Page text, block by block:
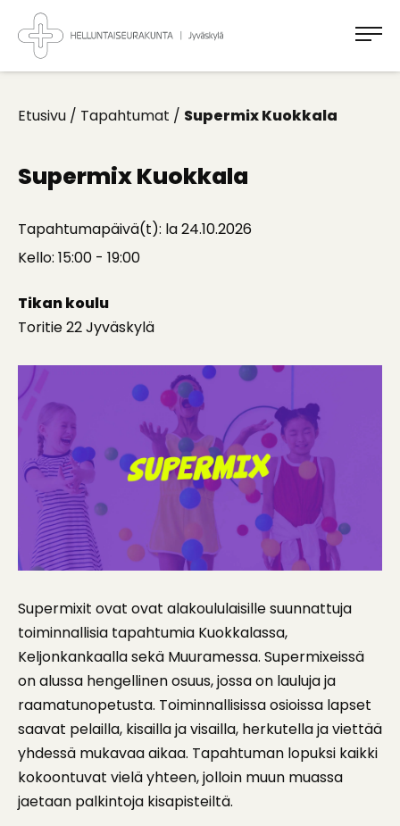
Takaisin
ylös
Jyväskylän
Helluntaiseurakunta
Koti
Etusivu / Tapahtumat / Supermix Kuokkala
Supermix Kuokkala
Tapahtumapäivä(t): la 24.10.2026
Kello: 15:00 - 19:00
Tikan koulu
Toritie 22 Jyväskylä
Supermixit ovat ovat alakoululaisille suunnattuja
toiminnallisia tapahtumia Kuokkalassa,
Keljonkankaalla sekä Muuramessa. Supermixeissä
on alussa hengellinen osuus, jossa on lauluja ja
raamatunopetusta. Toiminnallisissa osioissa lapset
saavat pelailla, kisailla ja visailla, herkutella ja viettää
yhdessä mukavaa aikaa. Tapahtuman lopuksi kaikki
kokoontuvat vielä yhteen, jolloin muun muassa
jaetaan palkintoja kisapisteiltä.